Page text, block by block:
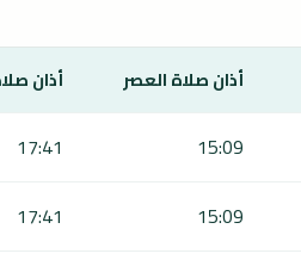
أذان صلاة العصر أذان
15:09
17:41
15:09
17:41